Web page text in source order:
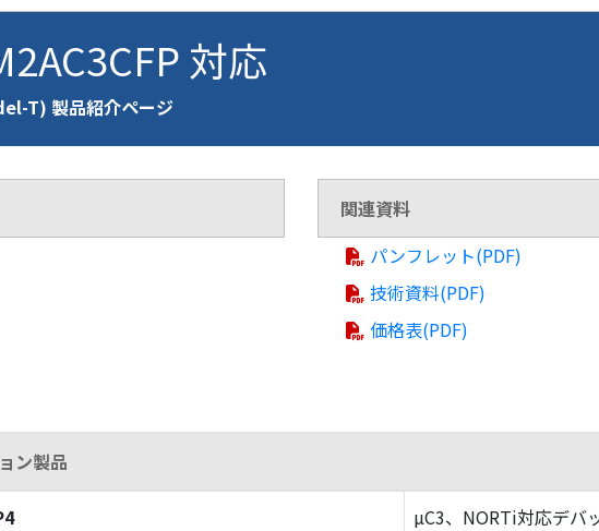
対応
T) 製品紹介ページ
関連資料
パンフレット(PDF)
技術資料(PDF)
価格表(PDF)
ン製品
µC3、NORTi対応デバ